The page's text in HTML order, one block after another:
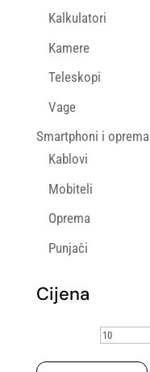
Kalkulatori
Kamere
Teleskopi
Vage
Smartphoni i oprema
Kablovi
Mobiteli
Oprema
Punjači
Cijena
Min
cijena